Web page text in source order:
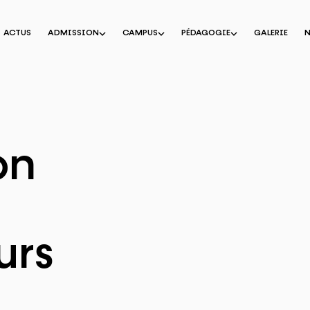
ACTUS ADMISSION CAMPUS PÉDAGOGIE GALERIE